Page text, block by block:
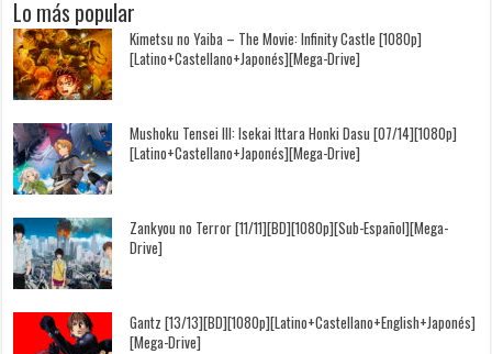
Lo más popular
Kimetsu no Yaiba – The Movie: Infinity Castle [1080p]
[Latino+Castellano+Japonés][Mega-Drive]
Mushoku Tensei III: Isekai Ittara Honki Dasu [07/14][1080p]
[Latino+Castellano+Japonés][Mega-Drive]
Zankyou no Terror [11/11][BD][1080p][Sub-Español][Mega-
Drive]
Gantz [13/13][BD][1080p][Latino+Castellano+English+Japonés]
[Mega-Drive]